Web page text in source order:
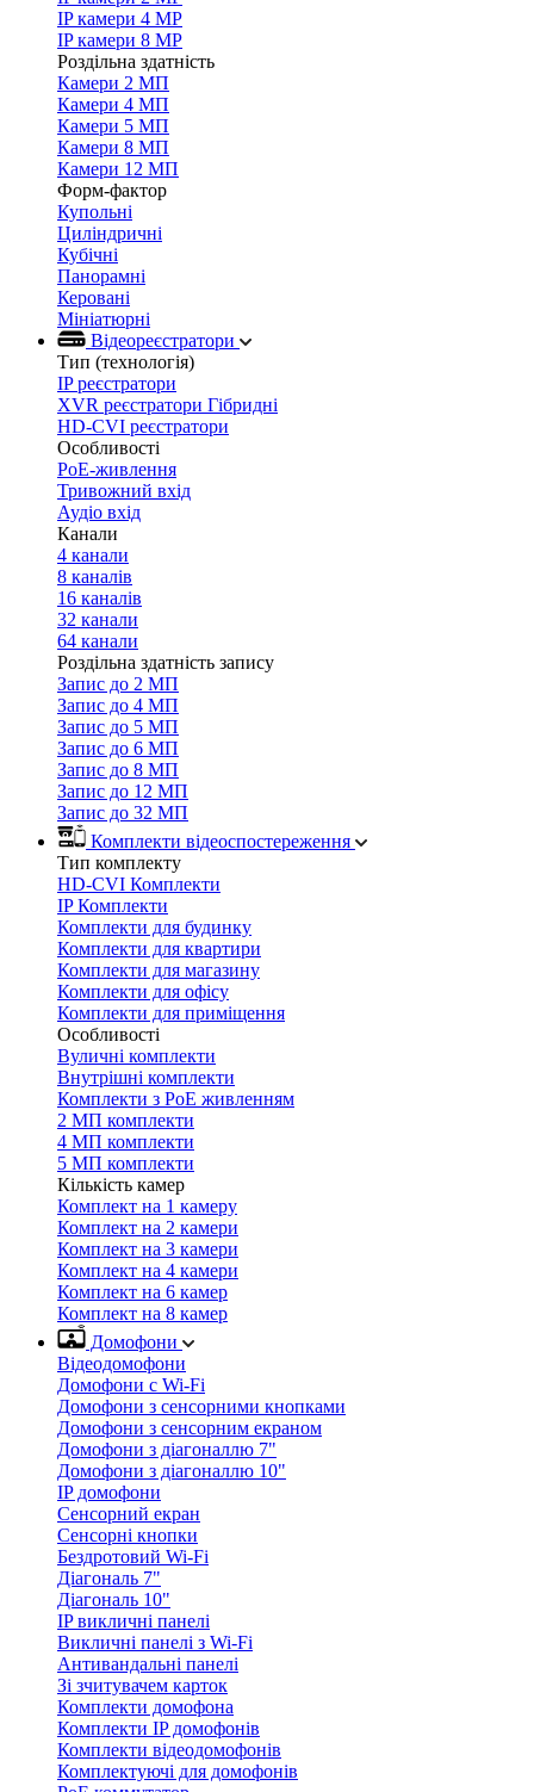
IP камери 4 MP
IP камери 8 MP
Роздільна здатність
Камери 2 МП
Камери 4 МП
Камери 5 МП
Камери 8 МП
Камери 12 МП
Форм-фактор
Купольні
Циліндричні
Кубічні
Панорамні
Керовані
Мініатюрні
Відеореєстратори
Тип (технологія)
IP реєстратори
XVR реєстратори Гібридні
HD-CVI реєстратори
Особливості
PoE-живлення
Тривожний вхід
Аудіо вхід
Канали
4 канали
8 каналів
16 каналів
32 канали
64 канали
Роздільна здатність запису
Запис до 2 МП
Запис до 4 МП
Запис до 5 МП
Запис до 6 МП
Запис до 8 МП
Запис до 12 МП
Запис до 32 МП
Комплекти відеоспостереження
Тип комплекту
HD-CVI Комплекти
IP Комплекти
Комплекти для будинку
Комплекти для квартири
Комплекти для магазину
Комплекти для офісу
Комплекти для приміщення
Особливості
Вуличні комплекти
Внутрішні комплекти
Комплекти з PoE живленням
2 МП комплекти
4 МП комплекти
5 МП комплекти
Кількість камер
Комплект на 1 камеру
Комплект на 2 камери
Комплект на 3 камери
Комплект на 4 камери
Комплект на 6 камер
Комплект на 8 камер
Домофони
Відеодомофони
Домофони с Wi-Fi
Домофони з сенсорними кнопками
Домофони з сенсорним екраном
Домофони з діагоналлю 7"
Домофони з діагоналлю 10"
IP домофони
Сенсорний екран
Сенсорні кнопки
Бездротовий Wi-Fi
Діагональ 7"
Діагональ 10"
IP викличні панелі
Викличні панелі з Wi-Fi
Антивандальні панелі
Зі зчитувачем карток
Комплекти домофона
Комплекти IP домофонів
Комплекти відеодомофонів
Комплектуючі для домофонів